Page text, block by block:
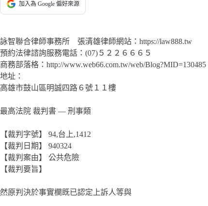
加入為 Google 偏好來源
詠智聯合律師事務所 張清雄律師網站：https://law888.tw
預約法律諮詢服務電話：(07)５２２６６６５
商務部落格：http://www.web66.com.tw/web/Blog?MID=130485
地址：
高雄市鼓山區明誠四路６號１１樓
最高法院 裁判書 — 刑事類
【裁判字號】 94,台上,1412
【裁判日期】 940324
【裁判案由】 公共危險
【裁判要旨】
然原判決於事實欄既已認定上訴人等與